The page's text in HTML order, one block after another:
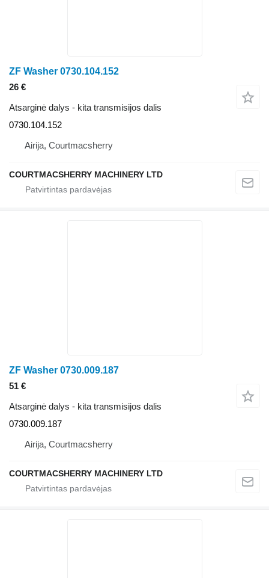
ZF Washer 0730.104.152
26 €
Atsarginė dalys - kita transmisijos dalis
0730.104.152
Airija, Courtmacsherry
COURTMACSHERRY MACHINERY LTD
ZF Washer 0730.009.187
51 €
Atsarginė dalys - kita transmisijos dalis
0730.009.187
Airija, Courtmacsherry
COURTMACSHERRY MACHINERY LTD